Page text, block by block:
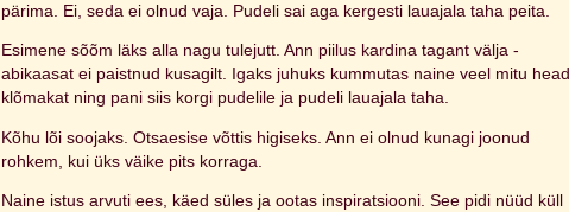
pärima. Ei, seda ei olnud vaja. Pudeli sai aga kergesti lauajala taha peita.
Esimene sõõm läks alla nagu tulejutt. Ann piilus kardina tagant välja -
abikaasat ei paistnud kusagilt. Igaks juhuks kummutas naine veel mitu head
klõmakat ning pani siis korgi pudelile ja pudeli lauajala taha.
Kõhu lõi soojaks. Otsaesise võttis higiseks. Ann ei olnud kunagi joonud
rohkem, kui üks väike pits korraga.
Naine istus arvuti ees, käed süles ja ootas inspiratsiooni. See pidi nüüd küll